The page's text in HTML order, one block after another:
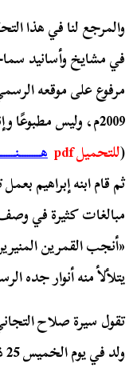
والمرجع لنا في هذا
في مشايخ وأسانيد
مرفوع على موقعه
(للتحميل pdf
ثم قام ابنه إبراهيم
«أنجب القمرين
يتلألأ منه أنوار جده